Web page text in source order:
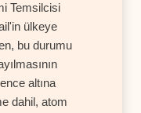
Temsilcisi
ülkeye
bu durumu
altına
dahil, atom